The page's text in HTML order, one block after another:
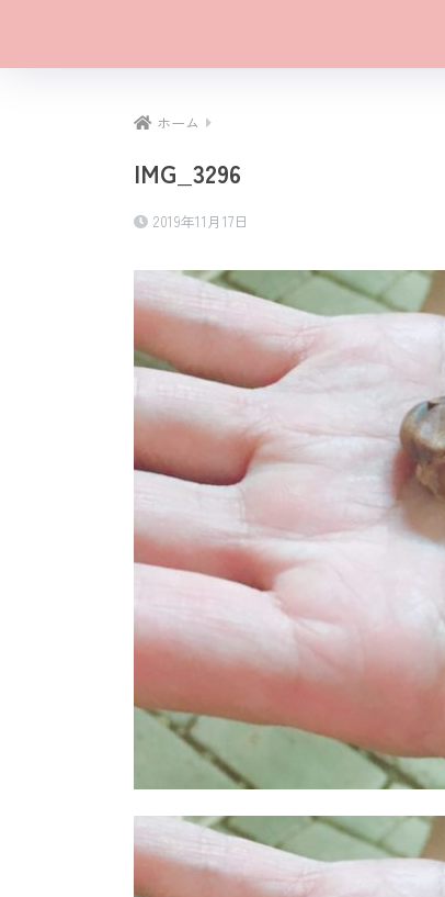
ホーム
IMG_3296
2019年11月17日